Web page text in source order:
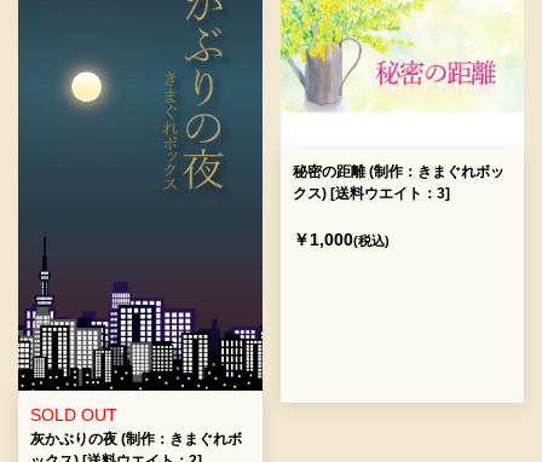
SOLD OUT
灰かぶりの夜 (制作：きまぐれボ
秘密の距離 (制作：きまぐれボッ
クス) [送料ウエイト：3]
￥1,000(税込)